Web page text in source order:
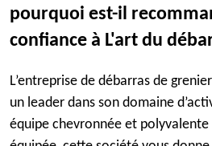
pourquoi est-il
confiance à L'art du
L’entreprise de débarras de
un leader dans son domaine
équipe chevronnée et polyvalente